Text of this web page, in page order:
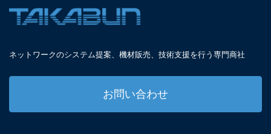
ネットワークのシステム提案、 機材販売、技術支援を行う専門商社
お問い合わせ